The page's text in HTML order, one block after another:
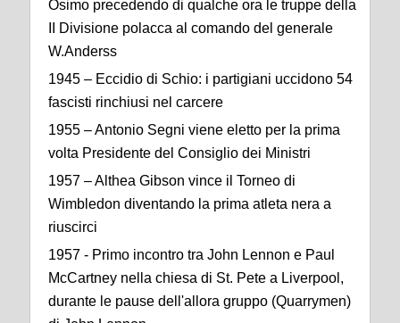
Osimo precedendo di qualche ora le truppe della
II Divisione polacca al comando del generale
W.Anderss
1945 – Eccidio di Schio: i partigiani uccidono 54
fascisti rinchiusi nel carcere
1955 – Antonio Segni viene eletto per la prima
volta Presidente del Consiglio dei Ministri
1957 – Althea Gibson vince il Torneo di
Wimbledon diventando la prima atleta nera a
riuscirci
1957 - Primo incontro tra John Lennon e Paul
McCartney nella chiesa di St. Pete a Liverpool,
durante le pause dell'allora gruppo (Quarrymen)